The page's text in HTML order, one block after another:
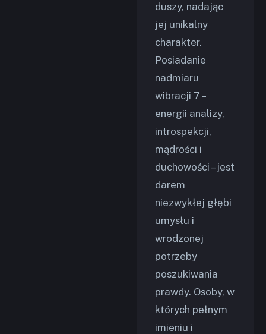
duszy, nadając
jej unikalny
charakter.
Posiadanie
nadmiaru
wibracji 7 –
energii analizy,
introspekcji,
mądrości i
duchowości – jest
darem
niezwykłej głębi
umysłu i
wrodzonej
potrzeby
poszukiwania
prawdy. Osoby, w
których pełnym
imieniu i